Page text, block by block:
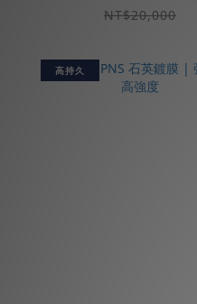
NT$20,000
高持久